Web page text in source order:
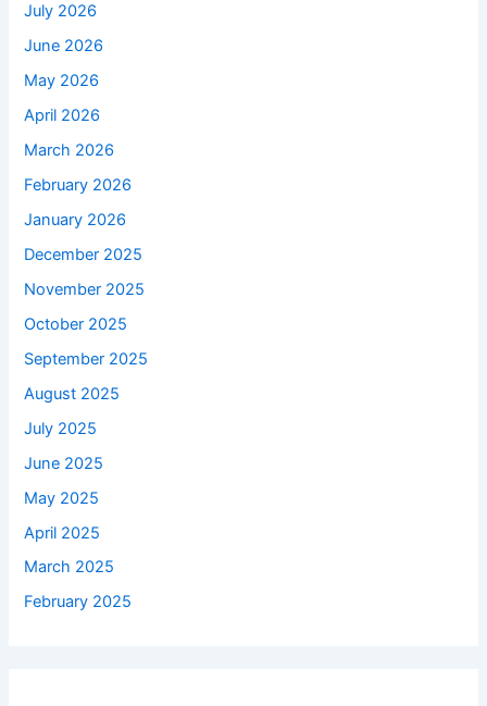
July 2026
June 2026
May 2026
April 2026
March 2026
February 2026
January 2026
December 2025
November 2025
October 2025
September 2025
August 2025
July 2025
June 2025
May 2025
April 2025
March 2025
February 2025